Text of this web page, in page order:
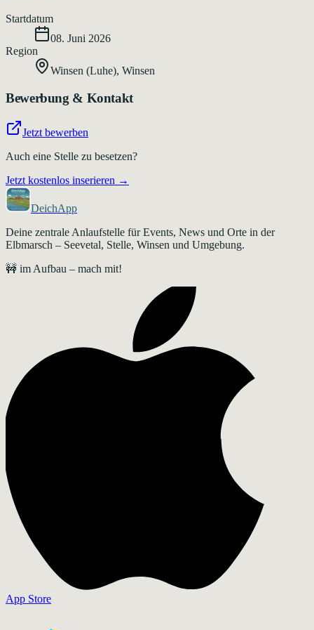
Startdatum
08. Juni 2026
Region
Winsen (Luhe), Winsen
Bewerbung & Kontakt
Jetzt bewerben
Auch eine Stelle zu besetzen?
Jetzt kostenlos inserieren →
DeichApp
Deine zentrale Anlaufstelle für Events, News und Orte in der
Elbmarsch – Seevetal, Stelle, Winsen und Umgebung.
🚧 im Aufbau – mach mit!
App Store